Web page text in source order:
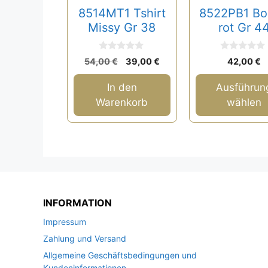
8514MT1 Tshirt
Missy Gr 38
0
v
o
54,00€
Ursprünglicher
Preis
war:
54,00 €
39,00€Aktueller
Preis
In den
Warenkorb
8522PB1
rot Gr
o
n
5
42,00€
wählen
Optionen
können
Produktseite
gewählt
werden
INFORMATION
Impressum
Zahlung und Versand
Allgemeine Geschäftsbedingungen und